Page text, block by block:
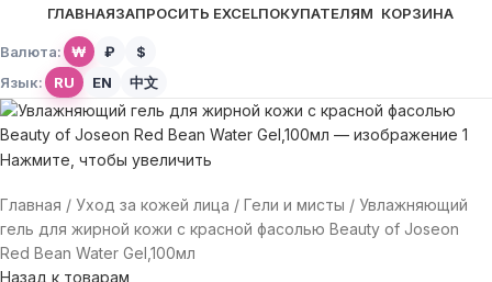
ГЛАВНАЯЗАПРОСИТЬ EXCELПОКУПАТЕЛЯМ КОРЗИНА
Валюта: ₩ ₽
$
Язык:
RU EN 中文
Нажмите, чтобы увеличить
Главная Уход за кожей лица Гели и мисты
Увлажняющий
гель для жирной кожи с красной фасолью Beauty of Joseon
Red Bean Water Gel,100мл
Назад к товарам